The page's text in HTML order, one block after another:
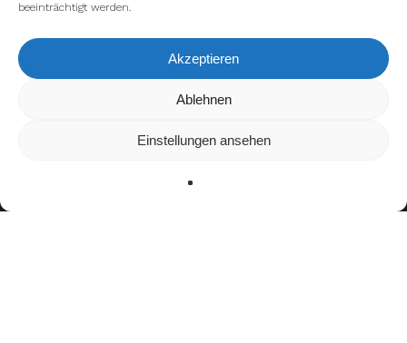
beeinträchtigt werden.
Akzeptieren
Ablehnen
Einstellungen ansehen
Wir verwenden Cookies, um dir die bestmögliche Erfahrung auf
kannst du erfahren, welche Cookies wir
verwenden oder sie ausschalten.